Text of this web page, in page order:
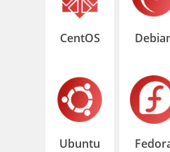
CentOS
Ubuntu